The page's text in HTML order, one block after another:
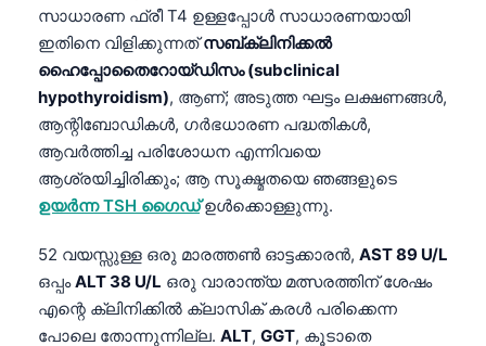
സാധാരണ ഫ്രീ T4 ഉള്ളപ്പോൾ സാധാരണയായി
ഇതിനെ വിളിക്കുന്നത്സബ്‌ക്ലിനിക്കൽ
ഹൈപ്പോതൈറോയ്ഡിസം (subclinical
hypothyroidism), ആണ്; അടുത്ത ഘട്ടം ലക്ഷണങ്ങൾ,
ആന്റിബോഡികൾ, ഗർഭധാരണ പദ്ധതികൾ,
ആവർത്തിച്ച പരിശോധന എന്നിവയെ
ആശ്രയിച്ചിരിക്കും; ആ സൂക്ഷ്മതയെ ഞങ്ങളുടെ
ഉയർന്ന TSH ഗൈഡ്ഉൾക്കൊള്ളുന്നു.
52 വയസ്സുള്ള ഒരു മാരത്തൺ ഓട്ടക്കാരൻ, AST 89 U/L
ഒപ്പംALT 38 U/L ഒരു വാരാന്ത്യ മത്സരത്തിന് ശേഷം
എന്റെ ക്ലിനിക്കിൽ ക്ലാസിക് കരൾ പരിക്കെന്ന
പോലെ തോന്നുന്നില്ല. ALT, GGT, കൂടാതെ
Afrikaans
Монгол
ພາສາລາວ
Cebuano
ئۇيغۇرچە
Кыргызча
Татар теле
Беларуская мова
Esperanto